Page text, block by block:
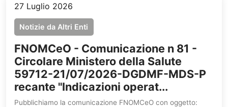
27 Luglio 2026
Notizie da Altri Enti
FNOMCeO - Comunicazione n 81 -
Circolare Ministero della Salute
59712-21/07/2026-DGDMF-MDS-P
recante "Indicazioni operat...
Pubblichiamo la comunicazione FNOMCeO con oggetto: